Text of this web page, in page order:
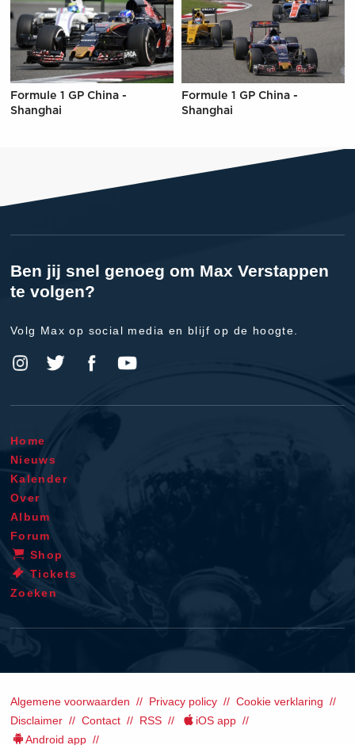
Formule 1 GP China -
Shanghai
Formule 1 GP China -
Shanghai
Ben jij snel genoeg om Max Verstappen
te volgen?
Volg Max op social media en blijf op de hoogte.
Home
Nieuws
Kalender
Over
Album
Forum
Shop
Tickets
Zoeken
Algemene voorwaarden Privacy policy
Cookie verklaring
Disclaimer
Contact RSS
iOS app
Android app